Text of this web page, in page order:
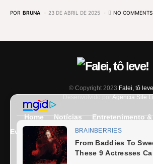
POR BRUNA 23 DE ABRIL DE 2025 NO COMMENTS
© Copyright 2023 Falei, tô
Desenvolvido por Agência Site
Home Notícias
Entretenimento
Eventos
Entrevista Últimas Notícias
Expediente
Fale Conosco